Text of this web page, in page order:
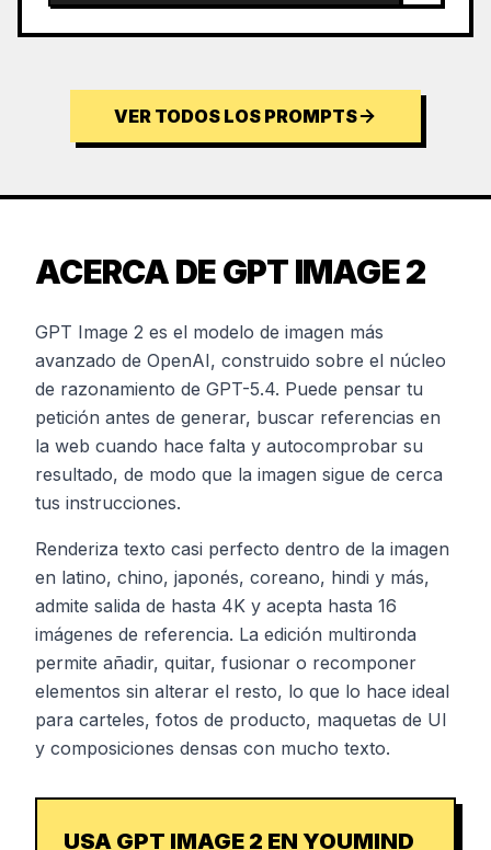
VER TODOS LOS PROMPTS
ACERCA DE GPT IMAGE 2
GPT Image 2 es el modelo de imagen más
avanzado de OpenAI, construido sobre el núcleo
de razonamiento de GPT-5.4. Puede pensar tu
petición antes de generar, buscar referencias en
la web cuando hace falta y autocomprobar su
resultado, de modo que la imagen sigue de cerca
tus instrucciones.
Renderiza texto casi perfecto dentro de la imagen
en latino, chino, japonés, coreano, hindi y más,
admite salida de hasta 4K y acepta hasta 16
imágenes de referencia. La edición multironda
permite añadir, quitar, fusionar o recomponer
elementos sin alterar el resto, lo que lo hace ideal
para carteles, fotos de producto, maquetas de UI
y composiciones densas con mucho texto.
USA GPT IMAGE 2 EN YOUMIND